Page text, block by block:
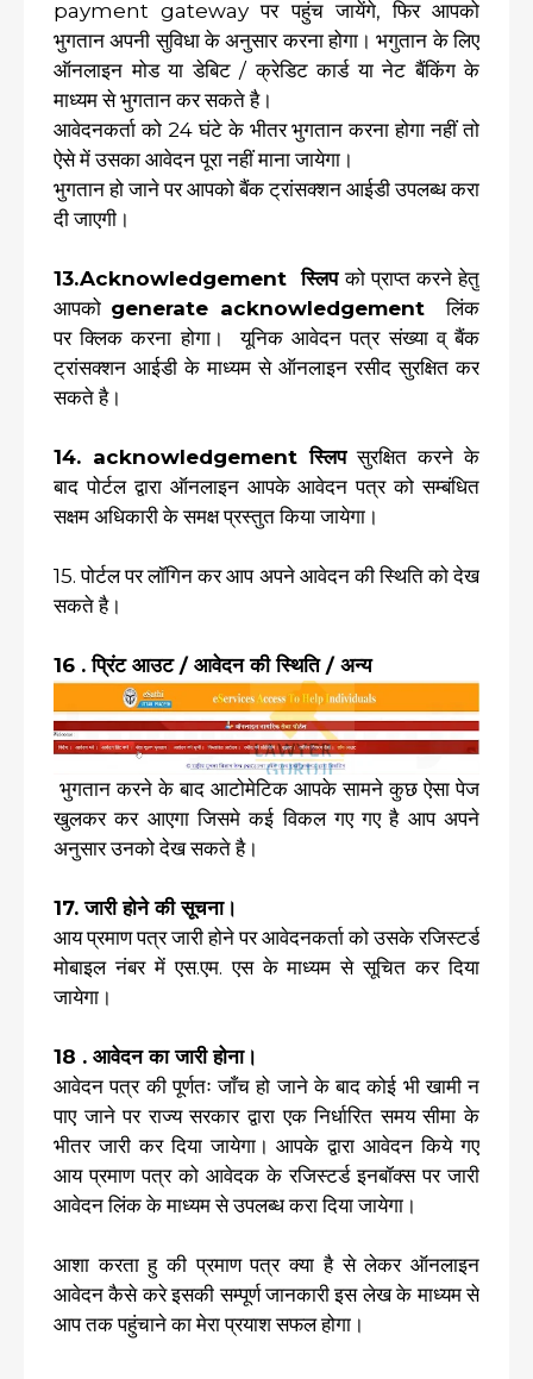
payment gateway पर पहुंच जायेंगे, फिर आपको
भुगतान अपनी सुविधा के अनुसार करना होगा। भगुतान के लिए
ऑनलाइन मोड या डेबिट / क्रेडिट कार्ड या नेट बैंकिंग के
माध्यम से भुगतान कर सकते है।
आवेदनकर्ता को 24 घंटे के भीतर भुगतान करना होगा नहीं तो
ऐसे में उसका आवेदन पूरा नहीं माना जायेगा।
भुगतान हो जाने पर आपको बैंक ट्रांसक्शन आईडी उपलब्ध करा
दी जाएगी।
13.Acknowledgement स्लिपको प्राप्त करने हेतु
आपको generate acknowledgementलिंक
पर क्लिक करना होगा। यूनिक आवेदन पत्र संख्या व् बैंक
ट्रांसक्शन आईडी के माध्यम से ऑनलाइन रसीद सुरक्षित कर
सकते है।
14. acknowledgement स्लिपसुरक्षित करने के
बाद पोर्टल द्वारा ऑनलाइन आपके आवेदन पत्र को सम्बंधित
सक्षम अधिकारी के समक्ष प्रस्तुत किया जायेगा।
15. पोर्टल पर लॉगिन कर आप अपने आवेदन की स्थिति को देख
सकते है।
16 . प्रिंट आउट / आवेदन की स्थिति / अन्य
भुगतान करने के बाद आटोमेटिक आपके सामने कुछ ऐसा पेज
खुलकर कर आएगा जिसमे कई विकल गए गए है आप अपने
अनुसार उनको देख सकते है।
17. जारी होने की सूचना।
आय प्रमाण पत्र जारी होने पर आवेदनकर्ता को उसके रजिस्टर्ड
मोबाइल नंबर में एस.एम. एस के माध्यम से सूचित कर दिया
जायेगा।
18 . आवेदन का जारी होना।
आवेदन पत्र की पूर्णतः जाँच हो जाने के बाद कोई भी खामी न
पाए जाने पर राज्य सरकार द्वारा एक निर्धारित समय सीमा के
भीतर जारी कर दिया जायेगा। आपके द्वारा आवेदन किये गए
आय प्रमाण पत्र को आवेदक के रजिस्टर्ड इनबॉक्स पर जारी
आवेदन लिंक के माध्यम से उपलब्ध करा दिया जायेगा।
आशा करता हु की प्रमाण पत्र क्या है से लेकर ऑनलाइन
आवेदन कैसे करे इसकी सम्पूर्ण जानकारी इस लेख के माध्यम से
आप तक पहुंचाने का मेरा प्रयाश सफल होगा।